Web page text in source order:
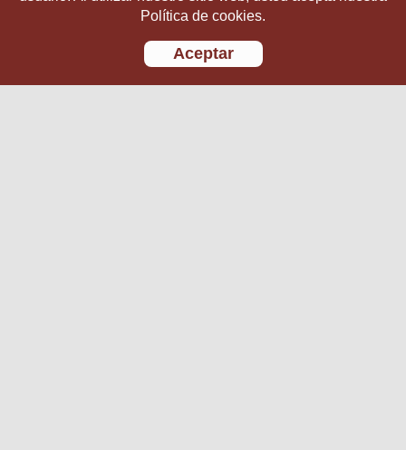
Política de cookies.
Aceptar